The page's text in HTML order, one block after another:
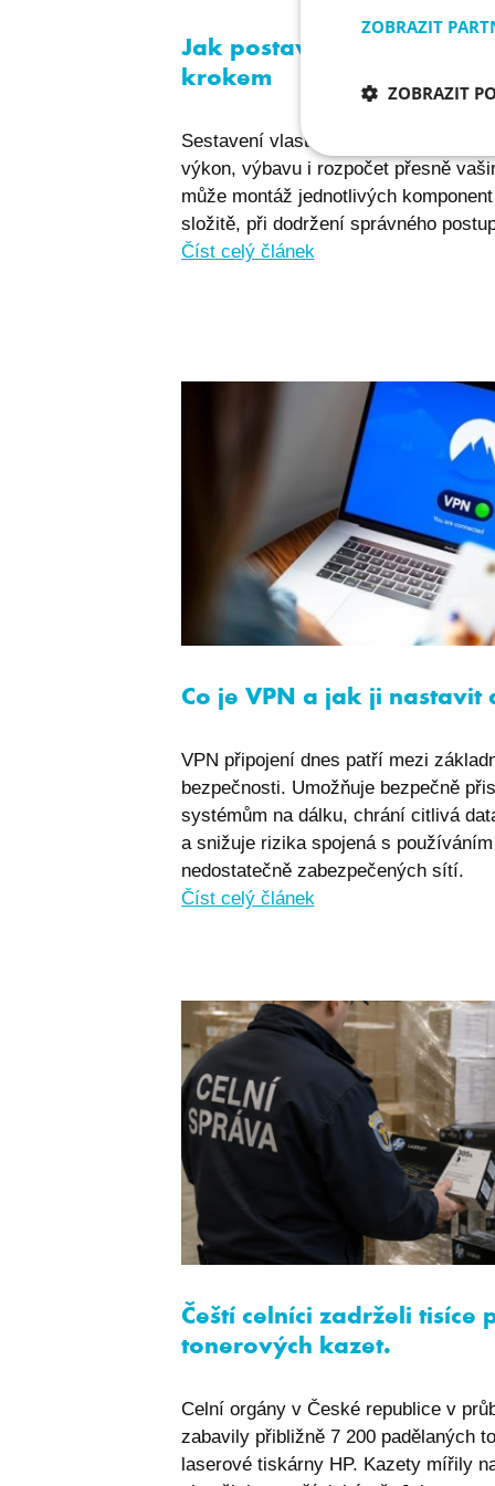
Jak postavit a zapojit
krokem
Sestavení vlastního počítače vám
výkon, výbavu i rozpočet přesně
může montáž jednotlivých
složitě, při dodržení správného
Číst celý článek
Co je VPN a jak ji nastavit
VPN připojení dnes patří mezi
bezpečnosti. Umožňuje bezpečně
systémům na dálku, chrání citlivá
a snižuje rizika spojená s
nedostatečně zabezpečených sítí.
Číst celý článek
Čeští celníci zadrželi tisíce
tonerových kazet.
Celní orgány v České republice v
zabavily přibližně 7 200 padělaných
laserové tiskárny HP. Kazety mířily
ZOBRAZIT
ZOBRAZIT
Nezbytně
soubory
stránky nelze bez
welcomePopup
i6IISId
I6COMPARECOUNT
I6BASKETPRICE
I6BASKETCOUNT
sptsubtree
sptnavigator
I6_COMPARE
PHPSESSID
udid